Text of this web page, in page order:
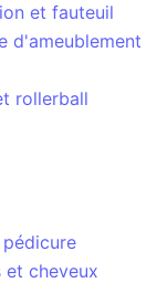
et fauteuil
d'ameublement
rollerball
et cheveux